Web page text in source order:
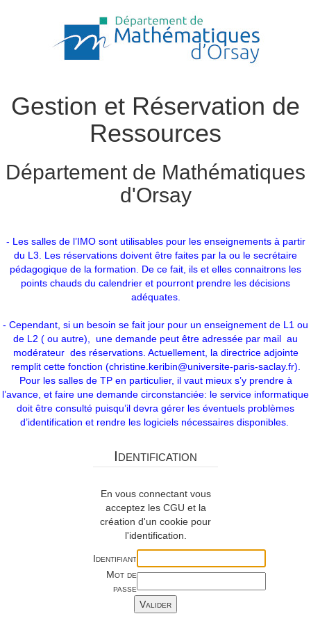
Gestion et Réservation de
Ressources
Département de Mathématiques
d'Orsay
- Les salles de l’IMO sont utilisables pour les enseignements à partir
du L3. Les réservations doivent être faites par la ou le secrétaire
pédagogique de la formation. De ce fait, ils et elles connaitrons les
points chauds du calendrier et pourront prendre les décisions
adéquates.
- Cependant, si un besoin se fait jour pour un enseignement de L1 ou
de L2 ( ou autre), une demande peut être adressée par mail au
modérateur des réservations. Actuellement, la directrice adjointe
remplit cette fonction (christine.keribin@universite-paris-saclay.fr).
Pour les salles de TP en particulier, il vaut mieux s’y prendre à
l’avance, et faire une demande circonstanciée: le service informatique
doit être consulté puisqu’il devra gérer les éventuels problèmes
d’identification et rendre les logiciels nécessaires disponibles.
Identification
En vous connectant vous
acceptez les CGU et la
création d'un cookie pour
l'identification.
Identifiant
Mot de
passe